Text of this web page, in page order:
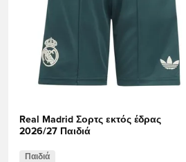
Real Madrid Σορτς εκτός έδρας
2026/27 Παιδιά
Παιδιά